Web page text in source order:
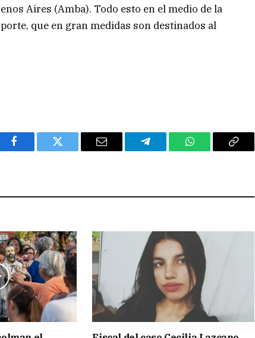
Aires (Amba). Todo esto en el medio de la
que en gran medidas son destinados al
Facebook Twitter Email Telegram WhatsAppCopy